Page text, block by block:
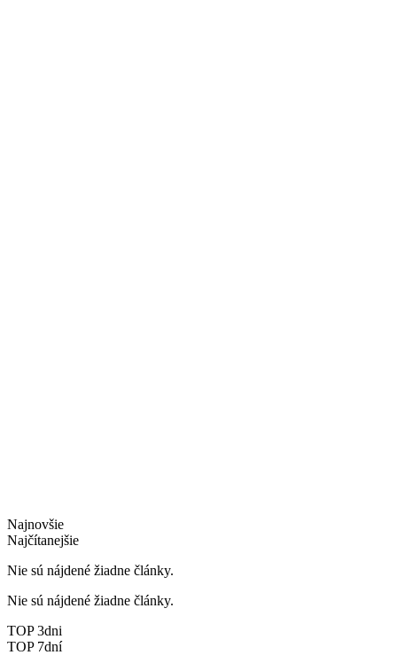
Najnovšie
Najčítanejšie
Nie sú nájdené žiadne články.
Nie sú nájdené žiadne články.
TOP 3dni
TOP 7dní